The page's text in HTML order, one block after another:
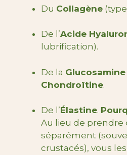
Du Collagène
De l’Acide
lubrification).
De la Glucosamine
Chondroïtine.
De l’Élastine.
Au lieu de prendre
séparément
crustacés), vous